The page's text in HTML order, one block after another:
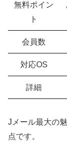
無料ポイン
ト
会員数
対応OS
詳細
Jメール最大の
点です。